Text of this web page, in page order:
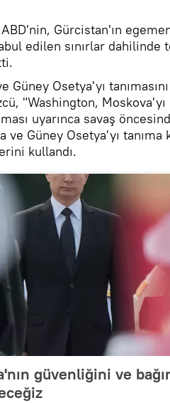
Gürcistan'ın
edilen sınırlar dahilinde
Güney Osetya'yı
"Washington,
uyarınca savaş
ve Güney Osetya'yı tanıma
kullandı.
güvenliğini ve